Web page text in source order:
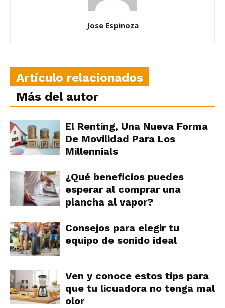
Jose Espinoza
Artículo relacionados
Más del autor
El Renting, Una Nueva Forma
De Movilidad Para Los
Millennials
¿Qué beneficios puedes
esperar al comprar una
plancha al vapor?
Consejos para elegir tu
equipo de sonido ideal
Ven y conoce estos tips para
que tu licuadora no tenga mal
olor